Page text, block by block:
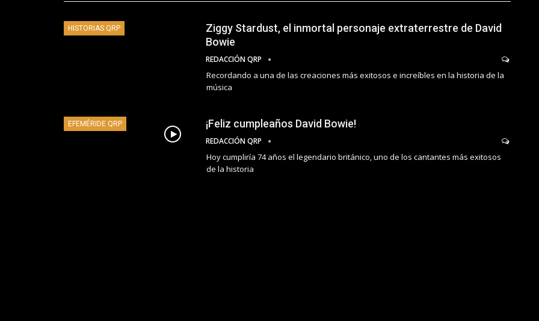
HISTORIAS QRP
Ziggy Stardust, el inmortal personaje extraterrestre de David
Bowie
REDACCIÓN QRP
Recordando a una de las creaciones más exitosos e increíbles en la historia de la
música
EFEMÉRIDE QRP ¡Feliz cumpleaños David Bowie!
REDACCIÓN QRP
Hoy cumpliría 74 años el legendario británico, uno de los cantantes más exitosos
de la historia